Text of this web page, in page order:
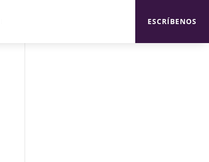
ESCRÍBENOS